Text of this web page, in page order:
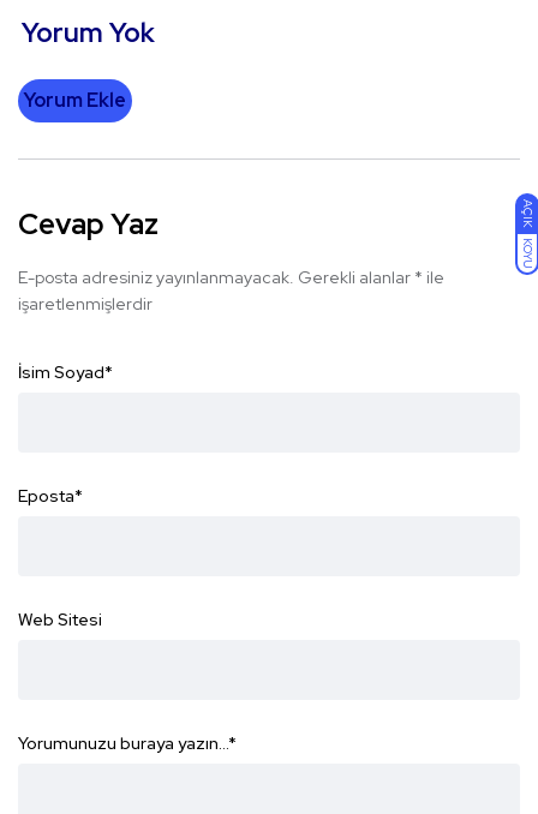
AÇIK
KOYU
Yorum Yok
Yorum Ekle
Cevap Yaz
E-posta adresiniz yayınlanmayacak. Gerekli alanlar * ile
işaretlenmişlerdir
İsim Soyad*
Eposta*
Web Sitesi
Yorumunuzu buraya yazın...*